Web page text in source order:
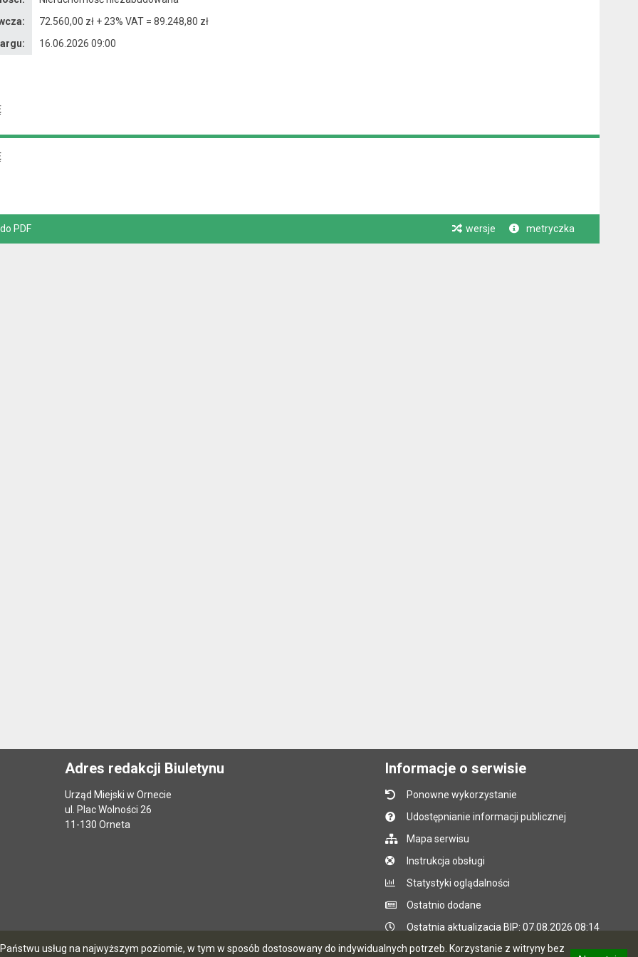
usług na najwyższym poziomie, w tym w sposób dostosowany do indywidualnych potrzeb. Korzystanie z witryny bez
72.560,00 zł + 23% VAT = 89.248,80 zł
16.06.2026 09:00
PDF wersje metryczka
Adres redakcji Biuletynu
Urząd Miejski w Ornecie
ul. Plac Wolności 26
11-130 Orneta
Informacje o serwisie
Ponowne wykorzystanie
Udostępnianie informacji publicznej
Mapa serwisu
Instrukcja obsługi
Statystyki oglądalności
Ostatnio dodane
Ostatnia aktualizacja BIP: 07.08.2026 08:14